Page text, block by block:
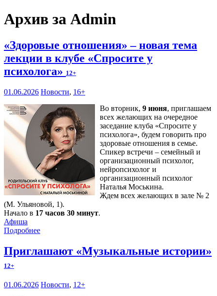
Архив за Admin
«Здоровые отношения» – новая тема
лекции в клубе «Спросите у
психолога» 12+
01.06.2026 Новости, 16+
Во вторник, 9 июня, приглашаем
всех желающих на очередное
заседание клуба «Спросите у
психолога», будем говорить про
здоровые отношения в семье.
Спикер встречи – семейный и
организационный психолог,
нейропсихолог и
организационный психолог
Наталья Моськина.
Ждем всех желающих в зале № 2
(М. Ульяновой, 1).
Начало в 17 часов 30 минут.
Афиша
Подробнее
Приглашают «Музыкальные истории»
12+
01.06.2026 Новости, 12+